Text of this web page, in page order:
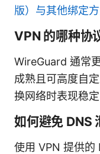
版）与其他绑定
VPN 的哪种协
WireGuard 通常
成熟且可高度自
换网络时表现稳
如何避免 DNS
使用 VPN 提供的